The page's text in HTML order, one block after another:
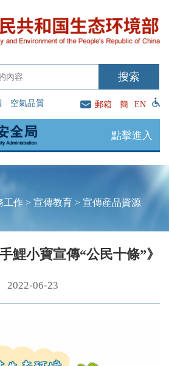
空氣品質 郵箱 簡 EN
點擊進入
工作> 宣傳教育> 宣傳産品資源
鯉小寶宣傳“公民十條”》
2022-06-23